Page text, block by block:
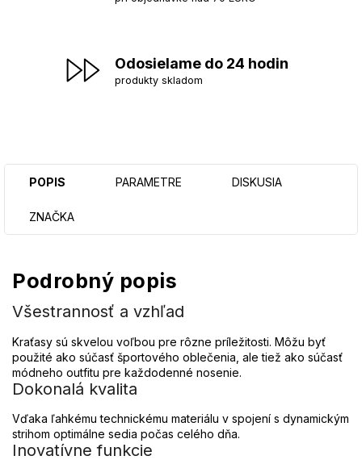
Odosielame do 24 hodin
produkty skladom
POPIS PARAMETRE DISKUSIA
ZNAČKA
Podrobný popis
Všestrannosť a vzhľad
Kraťasy sú skvelou voľbou pre rôzne príležitosti. Môžu byť
použité ako súčasť športového oblečenia, ale tiež ako súčasť
módneho outfitu pre každodenné nosenie.
Dokonalá kvalita
Vďaka ľahkému technickému materiálu v spojení s dynamickým
strihom optimálne sedia počas celého dňa.
Inovatívne funkcie